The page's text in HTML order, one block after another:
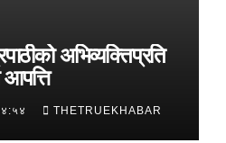
अभिव्यक्तिप्रति
THETRUEKHABAR